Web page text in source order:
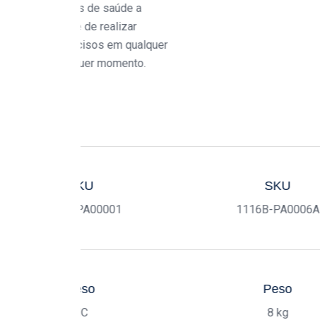
profissionais de saúde a
capacidade de realizar
precisos em qualquer
lugar, a qualquer momento.
SKU
2159B-PA00001
Peso
NC
SKU
1116B-PA0006A
Peso
8 kg